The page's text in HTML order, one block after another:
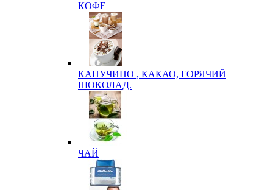
КОФЕ
КАПУЧИНО , КАКАО, ГОРЯЧИЙ
ШОКОЛАД.
ЧАЙ